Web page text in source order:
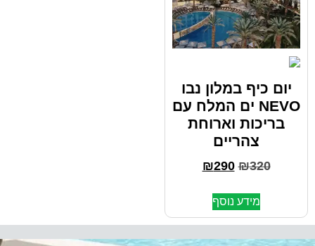
יום כיף במלון נבו
NEVO ים המלח עם
בריכות וארוחת
צהריים
₪320
₪290
מידע נוסף